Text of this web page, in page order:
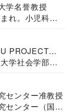
学名誉教授
れ。小児科
PROJECT
社会福祉士
学社会学部福
センター准教授
センター（国際